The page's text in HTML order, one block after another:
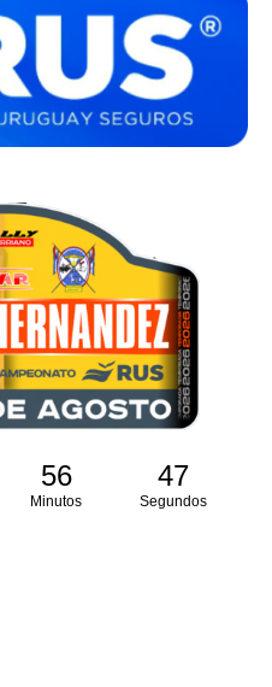
56
Minutos
46
Segundos